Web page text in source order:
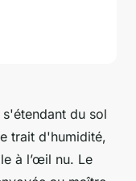
du sol
trait d'humidité,
à l’œil nu. Le